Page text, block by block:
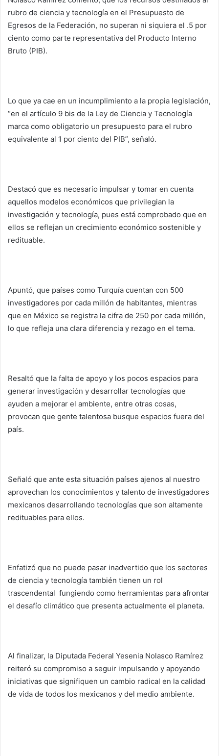
rubro de ciencia y tecnología en el Presupuesto de
Egresos de la Federación, no superan ni siquiera el .5 por
ciento como parte representativa del Producto Interno
Bruto (PIB).
Lo que ya cae en un incumplimiento a la propia legislación,
“en el artículo 9 bis de la Ley de Ciencia y Tecnología
marca como obligatorio un presupuesto para el rubro
equivalente al 1 por ciento del PIB”, señaló.
Destacó que es necesario impulsar y tomar en cuenta
aquellos modelos económicos que privilegian la
investigación y tecnología, pues está comprobado que en
ellos se reflejan un crecimiento económico sostenible y
redituable.
Apuntó, que países como Turquía cuentan con 500
investigadores por cada millón de habitantes, mientras
que en México se registra la cifra de 250 por cada millón,
lo que refleja una clara diferencia y rezago en el tema.
Resaltó que la falta de apoyo y los pocos espacios para
generar investigación y desarrollar tecnologías que
ayuden a mejorar el ambiente, entre otras cosas,
provocan que gente talentosa busque espacios fuera del
país.
Señaló que ante esta situación países ajenos al nuestro
aprovechan los conocimientos y talento de investigadores
mexicanos desarrollando tecnologías que son altamente
redituables para ellos.
Enfatizó que no puede pasar inadvertido que los sectores
de ciencia y tecnología también tienen un rol
trascendental fungiendo como herramientas para afrontar
el desafío climático que presenta actualmente el planeta.
Al finalizar, la Diputada Federal Yesenia Nolasco Ramírez
reiteró su compromiso a seguir impulsando y apoyando
iniciativas que signifiquen un cambio radical en la calidad
de vida de todos los mexicanos y del medio ambiente.